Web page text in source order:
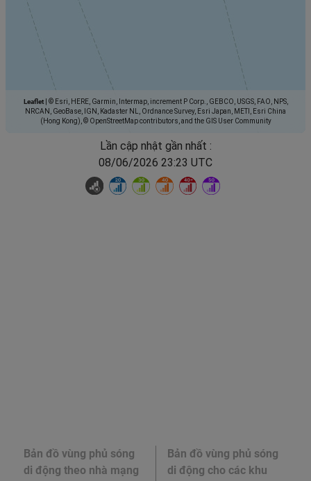
Leaflet
© Esri, HERE, Garmin, Intermap, increment P Corp., GEBCO, USGS, FAO, NPS,
NRCAN, GeoBase, IGN, Kadaster NL, Ordnance Survey, Esri Japan, METI, Esri China
(Hong Kong), © OpenStreetMap contributors, and the GIS User Community
Lần cập nhật gần nhất :
08/06/2026 23:23 UTC
Bản đồ vùng phủ sóng
di động theo nhà mạng
Bản đồ vùng phủ sóng
di động cho các khu